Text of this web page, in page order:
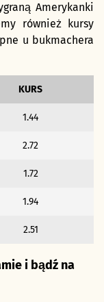
Amerykanki
również kursy
u bukmachera
KURS
1.44
2.72
1.72
1.94
2.51
i bądź na